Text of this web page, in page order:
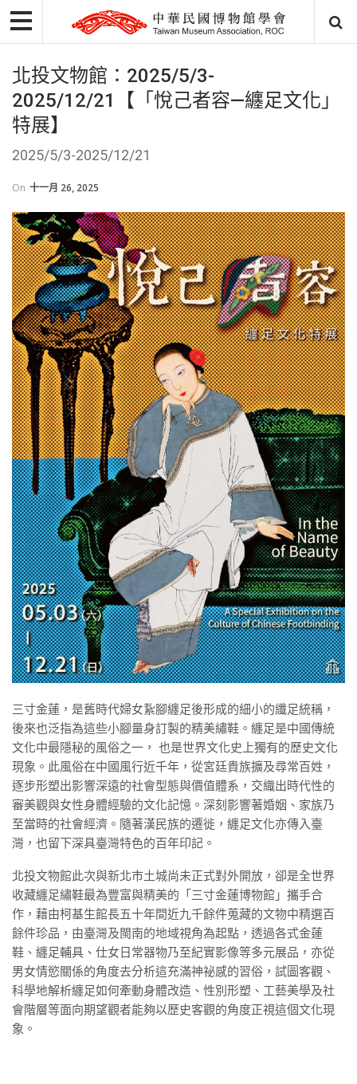
北投文物館：2025/5/3-
2025/12/21【「悅己者容—纏足文化」
特展】
2025/5/3-2025/12/21
On 十一月 26, 2025
三寸金蓮，是舊時代婦女紥腳纏足後形成的細小的纖足統稱，
後來也泛指為這些小腳量身訂製的精美繡鞋。纏足是中國傳統
文化中最隱秘的風俗之一， 也是世界文化史上獨有的歷史文化
現象。此風俗在中國風行近千年，從宮廷貴族擴及尋常百姓，
逐步形塑出影響深遠的社會型態與價值體系，交織出時代性的
審美觀與女性身體經驗的文化記憶。深刻影響著婚姻、家族乃
至當時的社會經濟。隨著漢民族的遷徙，纏足文化亦傳入臺
灣，也留下深具臺灣特色的百年印記。
北投文物館此次與新北市土城尚未正式對外開放，卻是全世界
收藏纏足繡鞋最為豐富與精美的「三寸金蓮博物館」攜手合
作，藉由柯基生館長五十年間近九千餘件蒐藏的文物中精選百
餘件珍品，由臺灣及閩南的地域視角為起點，透過各式金蓮
鞋、纏足輔具、仕女日常器物乃至紀實影像等多元展品，亦從
男女情慾關係的角度去分析這充滿神祕感的習俗，試圖客觀、
科學地解析纏足如何牽動身體改造、性別形塑、工藝美學及社
會階層等面向期望觀者能夠以歷史客觀的角度正視這個文化現
象。